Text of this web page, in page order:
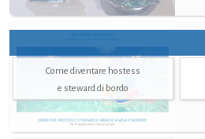
Come diventare hostess
e steward di bordo